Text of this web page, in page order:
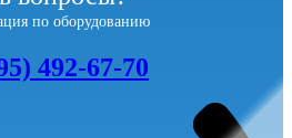
по оборудованию
492-67-70